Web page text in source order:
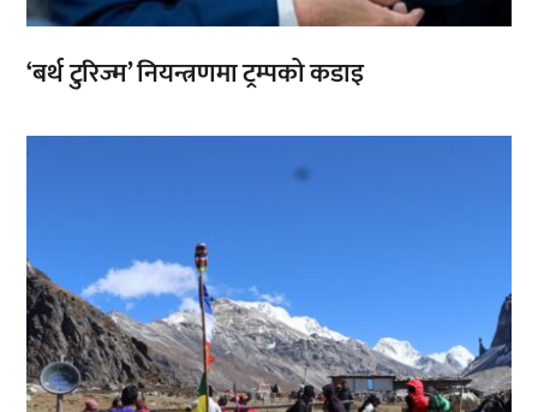
‘बर्थ टुरिज्म’ नियन्त्रणमा ट्रम्पको कडाइ